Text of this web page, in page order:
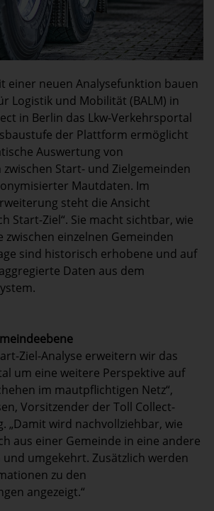
einer neuen Analysefunktion bauen
Logistik und Mobilität (BALM) in
in Berlin das Lkw-Verkehrsportal
der Plattform ermöglicht
Auswertung von
Start- und Zielgemeinden
Mautdaten. Im
steht die Ansicht
Start-Ziel“. Sie macht sichtbar, wie
zwischen einzelnen Gemeinden
sind historisch erhobene und auf
Daten aus dem
Ziel-Analyse erweitern wir das
um eine weitere Perspektive auf
im mautpflichtigen Netz“,
Vorsitzender der Toll Collect-
„Damit wird nachvollziehbar, wie
aus einer Gemeinde in eine andere
umgekehrt. Zusätzlich werden
zu den
angezeigt.“